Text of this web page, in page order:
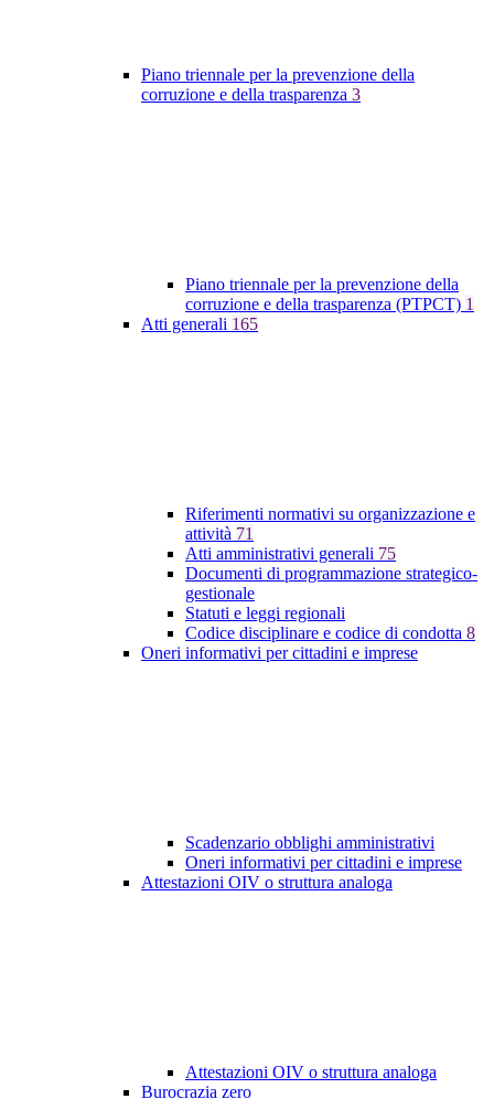
Piano triennale per la prevenzione della
corruzione e della trasparenza 3
Piano triennale per la prevenzione della
corruzione e della trasparenza (PTPCT) 1
Atti generali 165
Riferimenti normativi su organizzazione e
attività 71
Atti amministrativi generali 75
Documenti di programmazione strategico-
gestionale
Statuti e leggi regionali
Codice disciplinare e codice di condotta 8
Oneri informativi per cittadini e imprese
Scadenzario obblighi amministrativi
Oneri informativi per cittadini e imprese
Attestazioni OIV o struttura analoga
Attestazioni OIV o struttura analoga
Burocrazia zero